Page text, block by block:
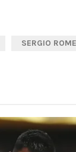
SERGIO